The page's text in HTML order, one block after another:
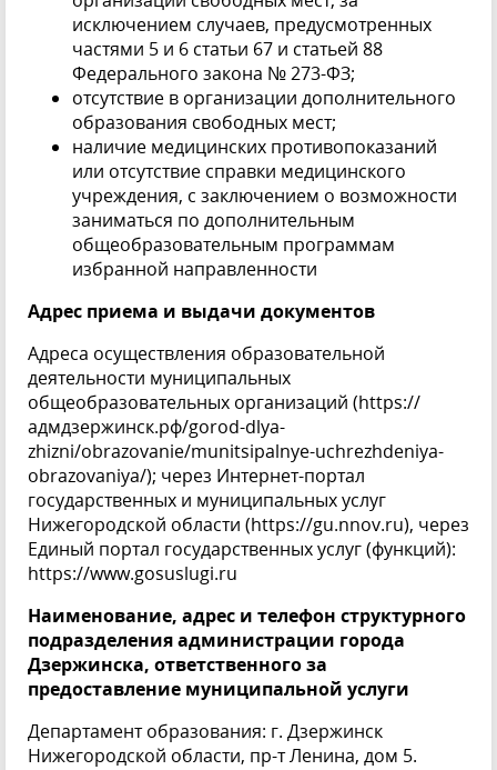
исключением случаев, предусмотренных
частями 5 и 6 статьи 67 и статьей 88
Федерального закона № 273-ФЗ;
отсутствие в организации дополнительного
образования свободных мест;
наличие медицинских противопоказаний
или отсутствие справки медицинского
учреждения, с заключением о возможности
заниматься по дополнительным
общеобразовательным программам
избранной направленности
Адрес приема и выдачи документов
Адреса осуществления образовательной
деятельности муниципальных
общеобразовательных организаций (https://
адмдзержинск.рф/gorod-dlya-
zhizni/obrazovanie/munitsipalnye-uchrezhdeniya-
obrazovaniya/); через Интернет-портал
государственных и муниципальных услуг
Нижегородской области (https://gu.nnov.ru), через
Единый портал государственных услуг (функций):
https://www.gosuslugi.ru
Наименование, адрес и телефон структурного
подразделения администрации города
Дзержинска, ответственного за
предоставление муниципальной услуги
Департамент образования: г. Дзержинск
Нижегородской области, пр-т Ленина, дом 5.